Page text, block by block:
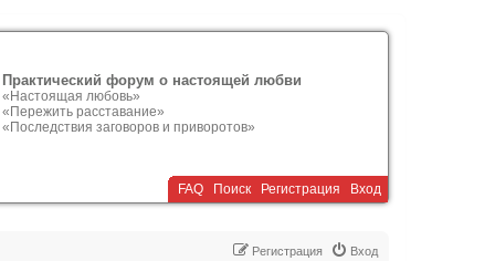
Практический форум о настоящей любви
«Настоящая любовь»
«Пережить расставание»
«Последствия заговоров и приворотов»
FAQ Поиск Регистрация Вход
Вход
Регистрация